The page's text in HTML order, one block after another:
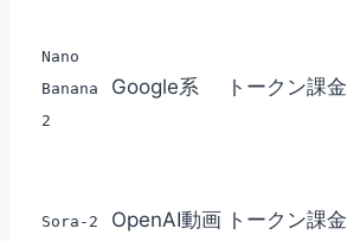
Nano
Banana
2
Google系 トークン課金
Sora-2 OpenAI動画 トークン課金